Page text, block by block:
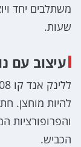
משתלבים יחד
שעות.
עיצוב עם
להיות מוחצן.
והפרופורציות
הכביש.